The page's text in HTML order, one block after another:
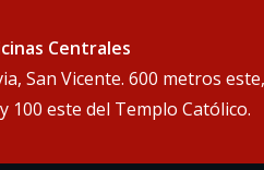
Centrales
San Vicente. 600 metros
100 este del Templo Católico.